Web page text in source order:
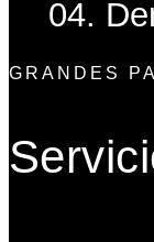
04.
GRANDES